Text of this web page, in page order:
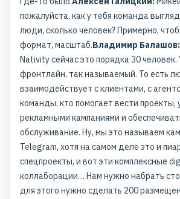
пожалуйста, как у тебя команда
люди, сколько человек? Примерно,
формат, масштаб.Владимир Балашов:
Nativity сейчас это порядка 30 человек.
фронтлайн, так называемый. То есть
взаимодействует с клиентами, с
команды, кто помогает вести проекты,
рекламными кампаниями и
обслуживание. Ну, мы это называем
Telegram, хотя на самом деле это и
спецпроекты, и вот эти комплексные
коллаборации… Нам нужно набрать
для этого нужно сделать 200